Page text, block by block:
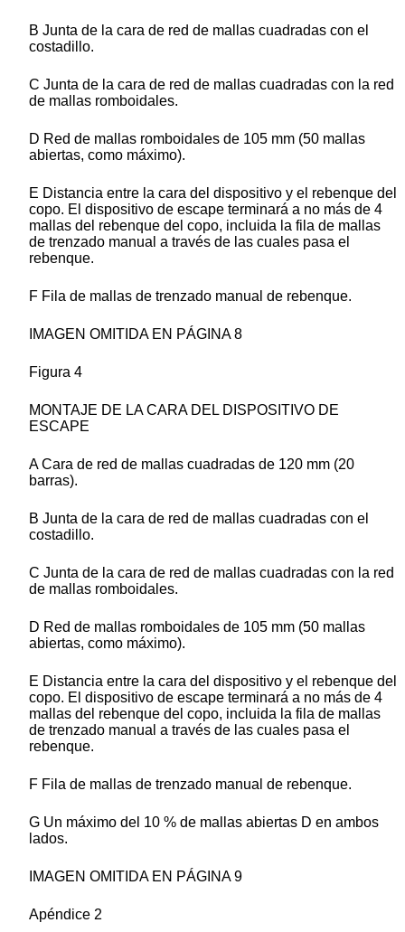
B Junta de la cara de red de mallas cuadradas con el
costadillo.
C Junta de la cara de red de mallas cuadradas con la red
de mallas romboidales.
D Red de mallas romboidales de 105 mm (50 mallas
abiertas, como máximo).
E Distancia entre la cara del dispositivo y el rebenque del
copo. El dispositivo de escape terminará a no más de 4
mallas del rebenque del copo, incluida la fila de mallas
de trenzado manual a través de las cuales pasa el
rebenque.
F Fila de mallas de trenzado manual de rebenque.
IMAGEN OMITIDA EN PÁGINA 8
Figura 4
MONTAJE DE LA CARA DEL DISPOSITIVO DE
ESCAPE
A Cara de red de mallas cuadradas de 120 mm (20
barras).
B Junta de la cara de red de mallas cuadradas con el
costadillo.
C Junta de la cara de red de mallas cuadradas con la red
de mallas romboidales.
D Red de mallas romboidales de 105 mm (50 mallas
abiertas, como máximo).
E Distancia entre la cara del dispositivo y el rebenque del
copo. El dispositivo de escape terminará a no más de 4
mallas del rebenque del copo, incluida la fila de mallas
de trenzado manual a través de las cuales pasa el
rebenque.
F Fila de mallas de trenzado manual de rebenque.
G Un máximo del 10 % de mallas abiertas D en ambos
lados.
IMAGEN OMITIDA EN PÁGINA 9
Apéndice 2